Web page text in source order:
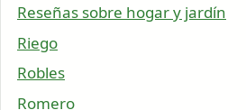
Reseñas sobre hogar y jardín
Riego
Robles
Romero